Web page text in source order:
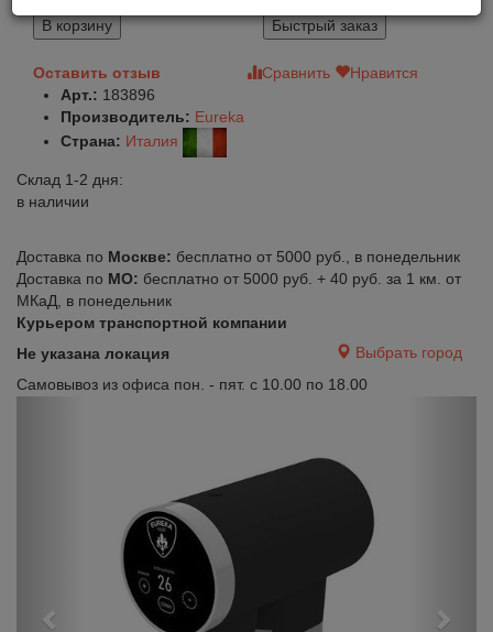
В корзину
Быстрый заказ
Оставить отзыв Сравнить
Нравится
Арт.: 183896
Производитель: Eureka
Страна: Италия
Склад 1-2 дня:
в наличии
Доставка по Москве: бесплатно от 5000 руб., в понедельник
Доставка по МО: бесплатно от 5000 руб. + 40 руб. за 1 км. от
МКаД, в понедельник
Курьером транспортной компании
Не указана локация
Выбрать город
Самовывоз из офиса пон. - пят. с 10.00 по 18.00